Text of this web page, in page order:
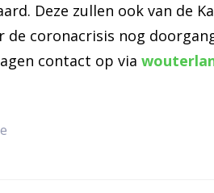
Deze zullen ook van de
de coronacrisis nog
contact op via